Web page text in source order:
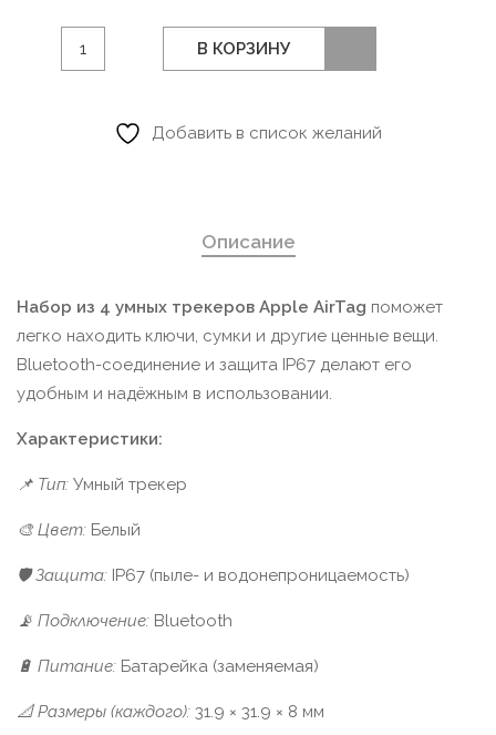
Количество
товара
В КОРЗИНУ
Добавить в список желаний
Описание
Набор из 4 умных трекеров Apple AirTag поможет
легко находить ключи, сумки и другие ценные вещи.
Bluetooth-соединение и защита IP67 делают его
удобным и надёжным в использовании.
Характеристики:
📌 Тип: Умный трекер
🎨 Цвет: Белый
🛡 Защита: IP67 (пыле- и водонепроницаемость)
📡 Подключение: Bluetooth
🔋 Питание: Батарейка (заменяемая)
📐 Размеры (каждого): 31.9 × 31.9 × 8 мм